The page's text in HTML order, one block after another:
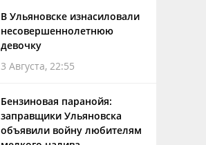
В Ульяновске изнасиловали
несовершеннолетнюю
девочку
3 Августа, 22:55
Бензиновая паранойя:
заправщики Ульяновска
объявили войну любителям